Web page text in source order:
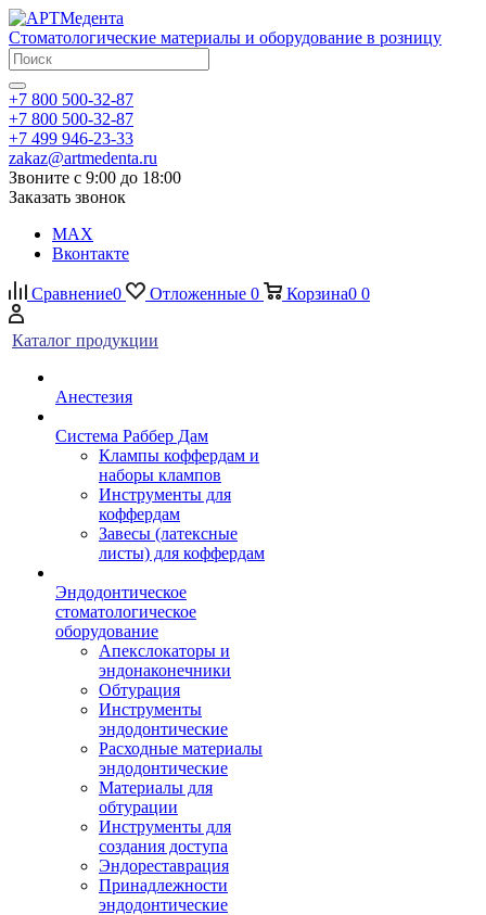
Стоматологические материалы и оборудование в розницу
+7 800 500-32-87
+7 800 500-32-87
+7 499 946-23-33
zakaz@artmedenta.ru
Звоните с 9:00 до 18:00
Заказать звонок
MAX
Вконтакте
Сравнение0 Отложенные 0 Корзина0 0
Каталог продукции
Анестезия
Система Раббер Дам
Клампы коффердам и
наборы клампов
Инструменты для
коффердам
Завесы (латексные
листы) для коффердам
Эндодонтическое
стоматологическое
оборудование
Апекслокаторы и
эндонаконечники
Обтурация
Инструменты
эндодонтические
Расходные материалы
эндодонтические
Материалы для
обтурации
Инструменты для
создания доступа
Эндореставрация
Принадлежности
эндодонтические